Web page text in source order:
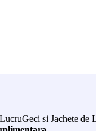
Geci si Jachete de